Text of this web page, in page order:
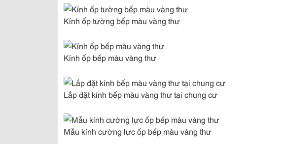
Kính ốp tường bếp màu vàng thư
Kính ốp bếp màu vàng thư
Lắp đặt kính bếp màu vàng thư tại chung cư
Mẫu kính cường lực ốp bếp màu vàng thư